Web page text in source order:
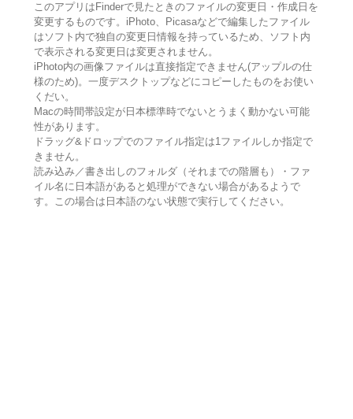
このアプリはFinderで見たときのファイルの変更日・作成日を
変更するものです。iPhoto、Picasaなどで編集したファイル
はソフト内で独自の変更日情報を持っているため、ソフト内
で表示される変更日は変更されません。
iPhoto内の画像ファイルは直接指定できません(アップルの仕
様のため)。一度デスクトップなどにコピーしたものをお使い
くだい。
Macの時間帯設定が日本標準時でないとうまく動かない可能
性があります。
ドラッグ&ドロップでのファイル指定は1ファイルしか指定で
きません。
読み込み／書き出しのフォルダ（それまでの階層も）・ファ
イル名に日本語があると処理ができない場合があるようで
す。この場合は日本語のない状態で実行してください。